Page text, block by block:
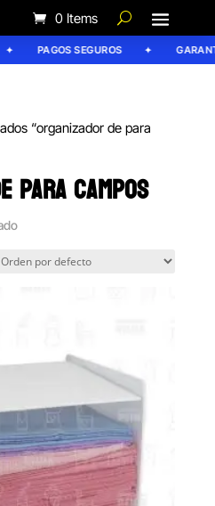
0 Items
PAGOS SEGUROS
“organizador de para
PARA CAMPOS